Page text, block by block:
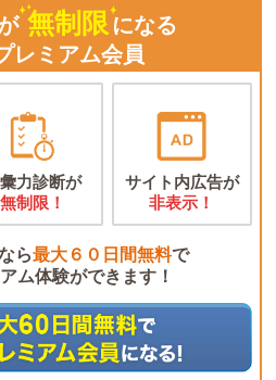
無制限になる
レミアム会員
力診断が
無制限！
サイト内広告が
非表示！
ら最大６０日間無料で
ム体験ができます！